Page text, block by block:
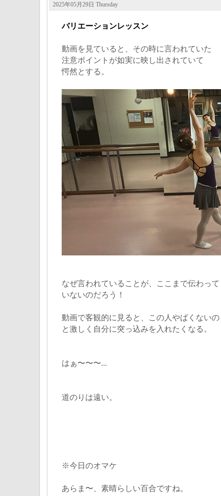
2025年05月29日 Thursday
バリエーションレッスン
動画を見ていると、その時に言われていた
注意ポイントが如実に映し出されていて
愕然とする。
なぜ言われていることが、ここまで伝わって
いないのだろう！
動画で客観的に見ると、この人やばくないの
と激しく自分に突っ込みを入れたくなる。
はぁ〜〜〜...
道のりは遠い。
※今日のオマケ
あらま〜、素晴らしい百合ですね。